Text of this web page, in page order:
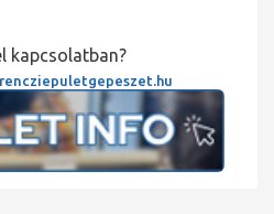
kapcsolatban?